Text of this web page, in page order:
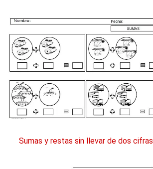
Sumas y restas sin llevar de dos cifras